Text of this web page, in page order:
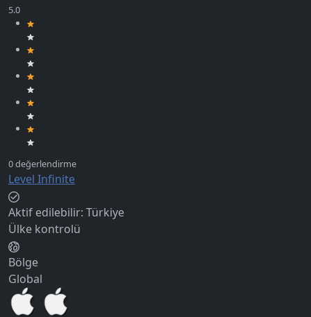
Level Infinite
Aktif edilebilir: Türkiye
Ülke kontrolü
Bölge
Global